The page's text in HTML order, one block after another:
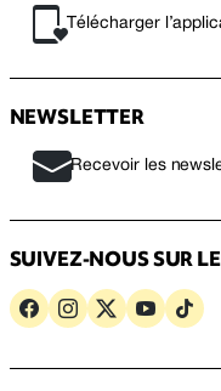
Télécharger
NEWSLETTER
Recevoir les
SUIVEZ-NOUS SUR